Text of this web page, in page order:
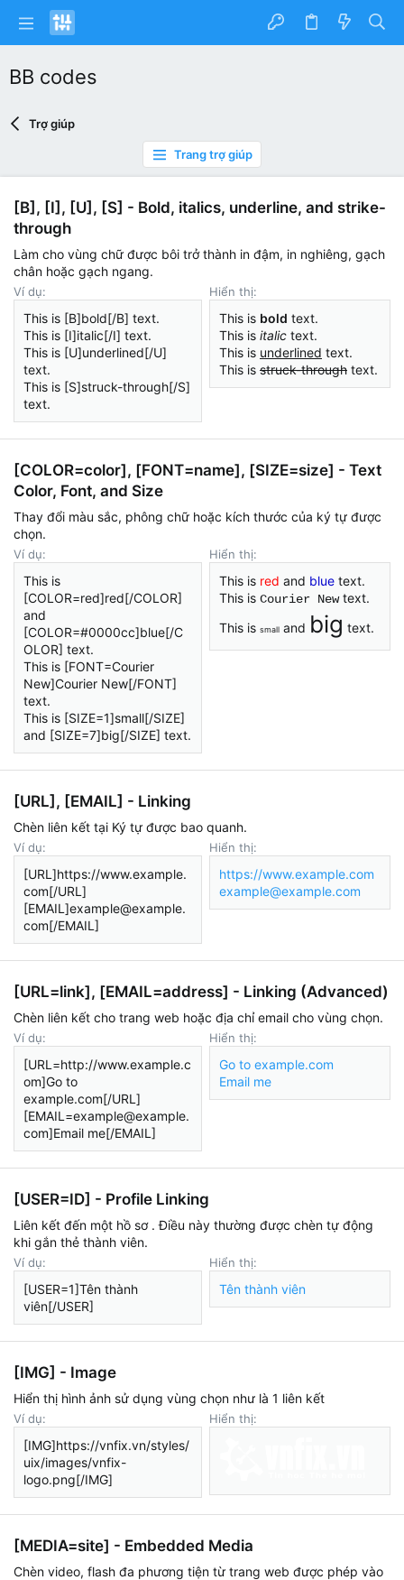
BB codes
Trợ giúp
Trang trợ giúp
[B], [I], [U], [S] - Bold, italics, underline, and strike-
through
Làm cho vùng chữ được bôi trở thành in đậm, in nghiêng, gạch
chân hoặc gạch ngang.
Ví dụ:
This is [B]bold[/B] text.
This is [I]italic[/I] text.
This is [U]underlined[/U]
text.
This is [S]struck-through[/S]
text.
Hiển thị:
This is bold text.
This is italic text.
This is underlined text.
This is struck-through text.
[COLOR=color], [FONT=name], [SIZE=size] - Text
Color, Font, and Size
Thay đổi màu sắc, phông chữ hoặc kích thước của ký tự được
chọn.
Ví dụ:
This is
[COLOR=red]red[/COLOR]
and
[COLOR=#0000cc]blue[/C
OLOR] text.
This is [FONT=Courier
New]Courier New[/FONT]
text.
This is [SIZE=1]small[/SIZE]
and [SIZE=7]big[/SIZE] text.
Hiển thị:
This is red and blue text.
This is Courier Newtext.
This is small and big text.
[URL], [EMAIL] - Linking
Chèn liên kết tại Ký tự được bao quanh.
Ví dụ:
[URL]https://www.example.
com[/URL]
[EMAIL]example@example.
com[/EMAIL]
Hiển thị:
https://www.example.com
example@example.com
[URL=link], [EMAIL=address] - Linking (Advanced)
Chèn liên kết cho trang web hoặc địa chỉ email cho vùng chọn.
Ví dụ:
[URL=http://www.example.c
om]Go to
example.com[/URL]
[EMAIL=example@example.
com]Email me[/EMAIL]
Hiển thị:
Go to example.com
Email me
[USER=ID] - Profile Linking
Liên kết đến một hồ sơ . Điều này thường được chèn tự động
khi gắn thẻ thành viên.
Ví dụ:
[USER=1]Tên thành
viên[/USER]
Hiển thị:
Tên thành viên
[IMG] - Image
Hiển thị hình ảnh sử dụng vùng chọn như là 1 liên kết
Ví dụ:
[IMG]https://vnfix.vn/styles/
uix/images/vnfix-
logo.png[/IMG]
Hiển thị:
[MEDIA=site] - Embedded Media
Chèn video, flash đa phương tiện từ trang web được phép vào